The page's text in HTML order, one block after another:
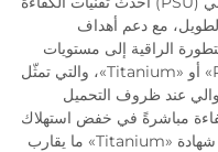
مع دعم أهداف
الراقية إلى مستويات
اعتماد «80 PLUS Gold» أو «Platinum» أو «Titanium»، والتي تمثّل
و٩٠٪ و٩٤٪ على التوالي عند ظروف التحميل
مباشرةً في خفض استهلاك
الكهرباء، حيث يستهلك وحدة حاصلة على شهادة «Titanium» ما يقارب